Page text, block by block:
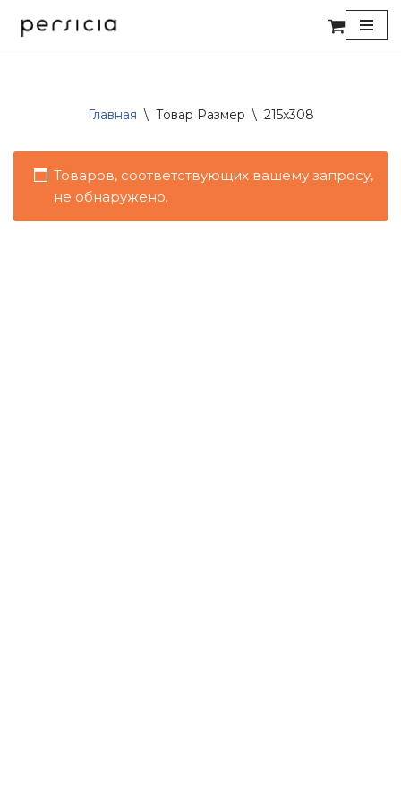
Главная \ Товар Размер \ 215x308
Товаров, соответствующих вашему запросу,
не обнаружено.